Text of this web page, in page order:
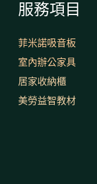
服務項目
菲米諾吸音板
室內辦公家具
居家收納櫃
美勞益智教材